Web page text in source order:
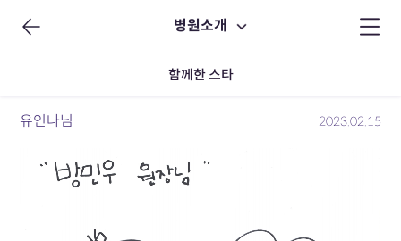
병원소개
함께한 스타
유인나님 2023.02.15